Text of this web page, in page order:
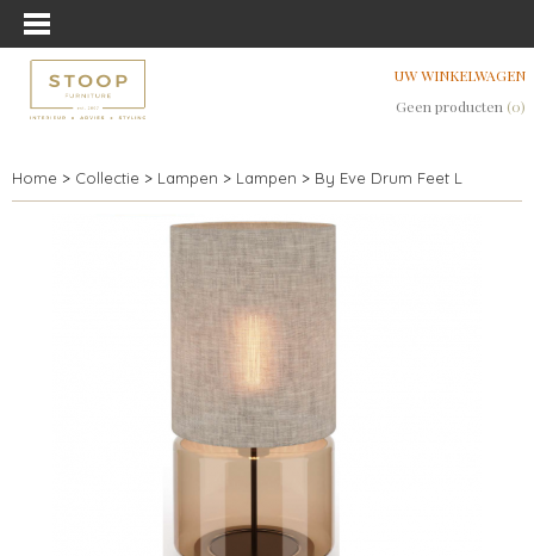
UW WINKELWAGEN
Geen producten (0)
Home > Collectie > Lampen > Lampen > By Eve Drum Feet L